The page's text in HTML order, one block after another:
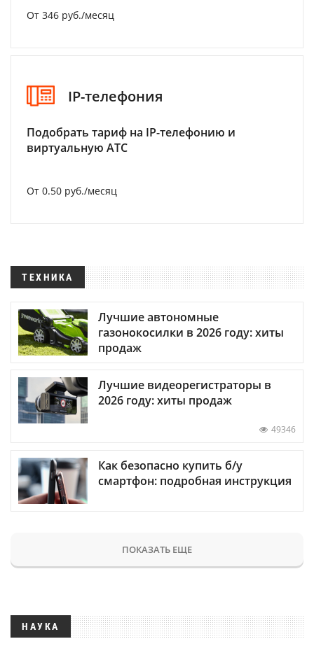
От 346 руб./месяц
IP-телефония
Подобрать тариф на IP-телефонию и
виртуальную АТС
От 0.50 руб./месяц
ТЕХНИКА
Лучшие автономные
газонокосилки в 2026 году: хиты
продаж
Лучшие видеорегистраторы в
2026 году: хиты продаж
49346
Как безопасно купить б/у
смартфон: подробная инструкция
ПОКАЗАТЬ ЕЩЕ
НАУКА